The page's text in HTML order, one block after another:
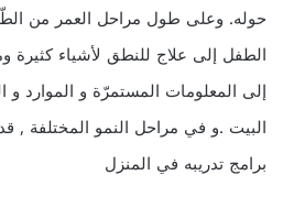
حوله. وعلى طول مراحل العمر من
الطفل إلى علاج للنطق لأشياء كثيرة
إلى المعلومات المستمرّة و الموارد
البيت .و في مراحل النمو المختلفة ,
برامج تدريبه في المنزل